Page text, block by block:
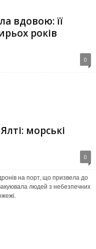
вдовою: її
років
0
морські
0
на порт, що призвела до
людей з небезпечних